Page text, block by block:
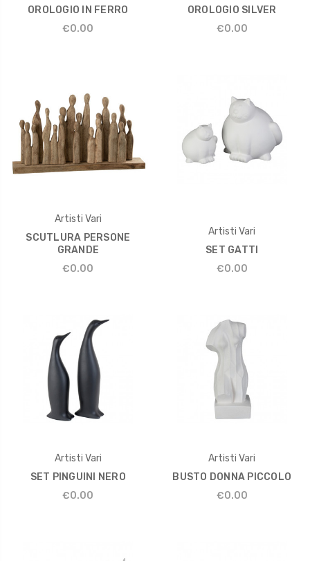
OROLOGIO IN FERRO
€0.00
OROLOGIO SILVER
€0.00
Artisti Vari
SCUTLURA PERSONE
GRANDE
€0.00
Artisti Vari
SET GATTI
€0.00
Artisti Vari
SET PINGUINI NERO
€0.00
Artisti Vari
BUSTO DONNA PICCOLO
€0.00